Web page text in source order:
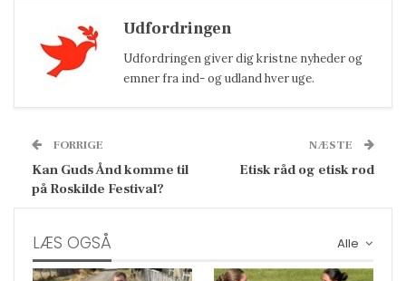
Udfordringen
Udfordringen giver dig kristne nyheder og
emner fra ind- og udland hver uge.
FORRIGE
Kan Guds Ånd komme til
på Roskilde Festival?
NÆSTE
Etisk råd og etisk rod
Alle
LÆS OGSÅ